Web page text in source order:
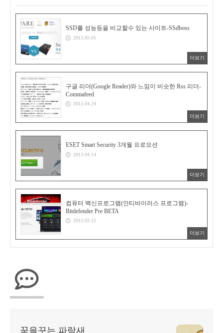
SSD를 성능등을 비교할수 있는 사이트-SSdboss
2013.05.01
더보기
구글 리더(Google Reader)와 느낌이 비슷한 Rss 리더-
Commafeed
2013.04.24
더보기
ESET Smart Security 3개월 프로모션
2013.04.14
더보기
컴퓨터 백신프로그램(안티바이러스 프로그램)-
Bitdefender Pre BETA
2013.03.15
더보기
꿈을꾸는 파랑새